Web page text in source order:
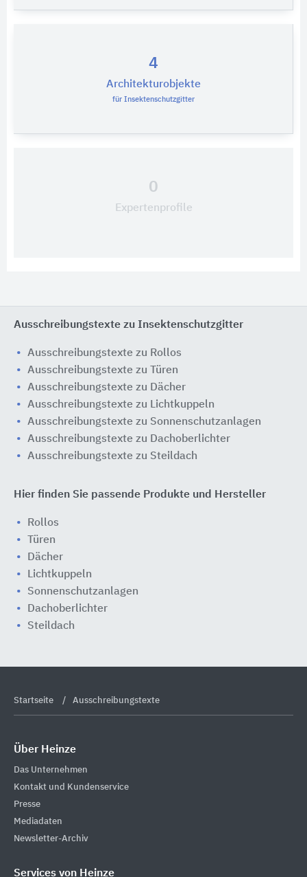
4
Architekturobjekte
für Insektenschutzgitter
0
Expertenprofile
Ausschreibungstexte zu Insektenschutzgitter
Ausschreibungstexte zu Rollos
Ausschreibungstexte zu Türen
Ausschreibungstexte zu Dächer
Ausschreibungstexte zu Lichtkuppeln
Ausschreibungstexte zu Sonnenschutzanlagen
Ausschreibungstexte zu Dachoberlichter
Ausschreibungstexte zu Steildach
Hier finden Sie passende Produkte und Hersteller
Rollos
Türen
Dächer
Lichtkuppeln
Sonnenschutzanlagen
Dachoberlichter
Steildach
Startseite Ausschreibungstexte
Über Heinze
Das Unternehmen
Kontakt und Kundenservice
Presse
Mediadaten
Newsletter-Archiv
Services von Heinze